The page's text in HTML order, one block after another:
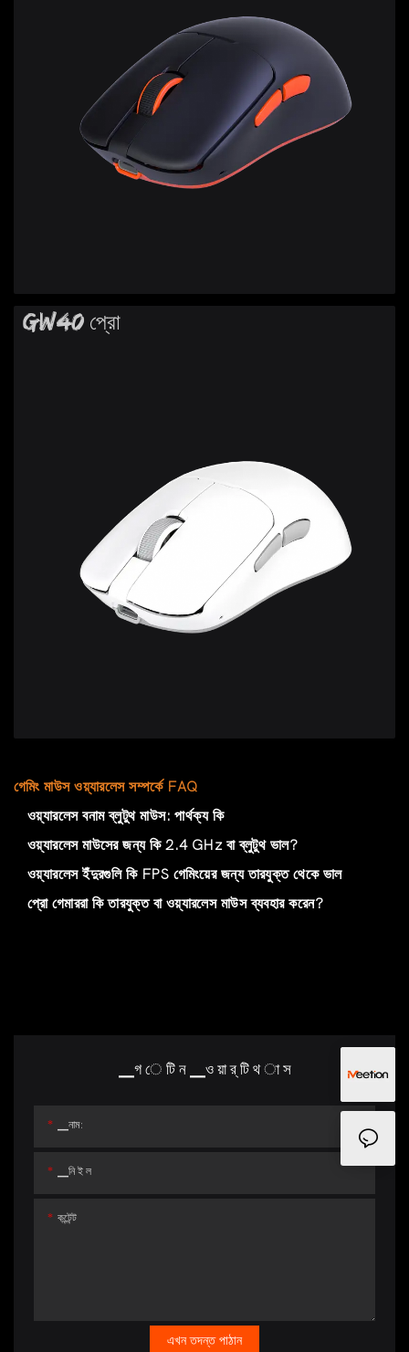
GW40 প্রো
গেমিং মাউস ওয়্যারলেস সম্পর্কে FAQ
ওয়্যারলেস বনাম ব্লুটুথ মাউস: পার্থক্য কি
ওয়্যারলেস মাউসের জন্য কি 2.4 GHz বা ব্লুটুথ ভাল?
ওয়্যারলেস ইঁদুরগুলি কি FPS গেমিংয়ের জন্য তারযুক্ত থেকে ভাল
প্রো গেমাররা কি তারযুক্ত বা ওয়্যারলেস মাউস ব্যবহার করেন?
▁গ ে টি ন ▁ও য়া র্ টি থ া স
▁নাম:
▁নি ই ল
কন্টেন্ট
এখন তদন্ত পাঠান